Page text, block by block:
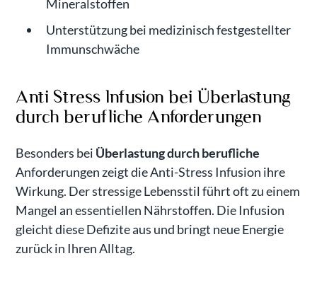
Mineralstoffen
Unterstützung bei medizinisch festgestellter
Immunschwäche
Anti Stress Infusion bei Überlastung
durch berufliche Anforderungen
Besonders bei Überlastung durch berufliche
Anforderungen zeigt die Anti-Stress Infusion ihre
Wirkung. Der stressige Lebensstil führt oft zu einem
Mangel an essentiellen Nährstoffen. Die Infusion
gleicht diese Defizite aus und bringt neue Energie
zurück in Ihren Alltag.